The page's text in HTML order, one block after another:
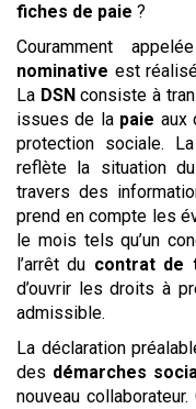
fiches de paie ?
Couramment
nominative est
La DSN consiste à
issues de la paie aux
protection sociale. La
reflète la situation
travers des
prend en compte les
le mois tels qu’un
l’arrêt du contrat de
d’ouvrir les droits à
admissible.
La déclaration
des démarches
nouveau